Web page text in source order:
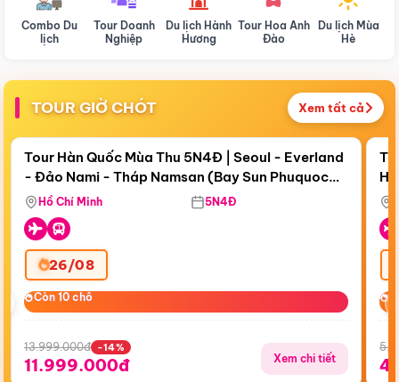
Combo Du
lịch
Tour Doanh
Nghiệp
Du lịch Hành
Hương
Tour Hoa Anh
Đào
Du lịch Mùa
Hè
TOUR GIỜ CHÓT Xem tất cả
Còn18 ngày 13:26:51
Bay Sun Phuquoc Airways
Điểm nổi bật
Tour Hàn Quốc Mùa Thu 5N4Đ | Seoul - Everland
- Đảo Nami - Tháp Namsan (Bay Sun Phuquoc
Airways)
Hồ Chí Minh 5N4Đ
26/08
Còn 10 chỗ
Còn 10 chỗ
13.999.000đ -14%
11.999.000đ Xem chi tiết